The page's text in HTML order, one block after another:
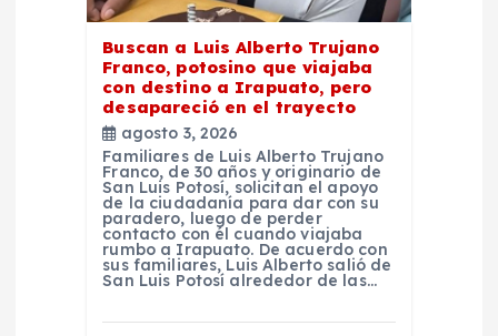
Buscan a Luis Alberto Trujano
Franco, potosino que viajaba
con destino a Irapuato, pero
desapareció en el trayecto
agosto 3, 2026
Familiares de Luis Alberto Trujano
Franco, de 30 años y originario de
San Luis Potosí, solicitan el apoyo
de la ciudadanía para dar con su
paradero, luego de perder
contacto con él cuando viajaba
rumbo a Irapuato. De acuerdo con
sus familiares, Luis Alberto salió de
San Luis Potosí alrededor de las…